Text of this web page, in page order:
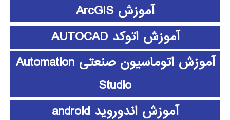
آموزش ArcGIS
آموزش اتوکد AUTOCAD
آموزش اتوماسیون صنعتی Automation
Studio
آموزش اندوروید android